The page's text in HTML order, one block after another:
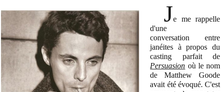
Je me rappelle
d'une
conversation entre
janéites à propos du
casting parfait de
Persuasion où le nom
de Matthew Goode
avait été évoqué. C'est